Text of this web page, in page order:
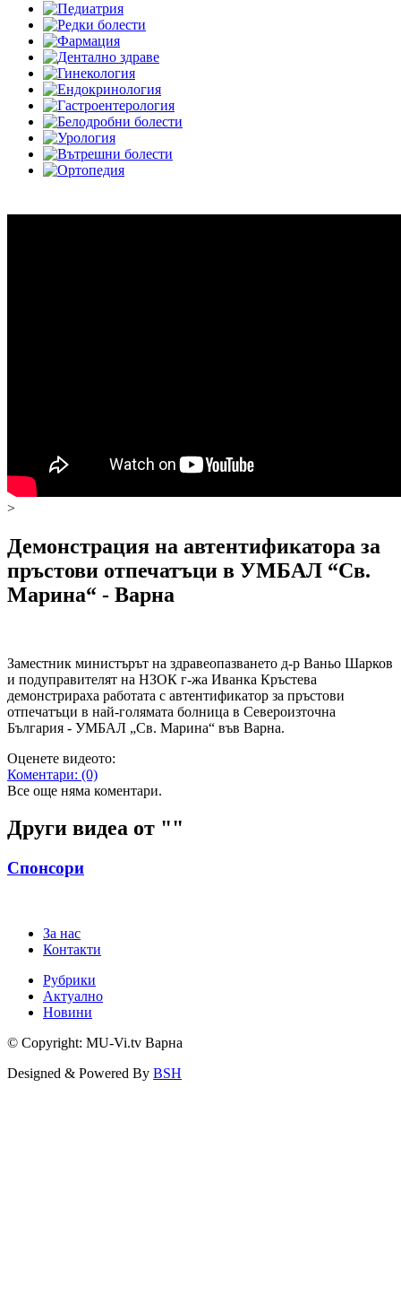
>​​
Демонстрация на автентификатора за
пръстови отпечатъци в УМБАЛ “Св.
Марина“ - Варна
Заместник министърът на здравеопазването д-р Ваньо Шарков
и подуправителят на НЗОК г-жа Иванка Кръстева
демонстрираха работата с автентификатор за пръстови
отпечатъци в най-голямата болница в Североизточна
България - УМБАЛ „Св. Марина“ във Варна.
Оценете видеото:
Коментари: (0)
Все още няма коментари.
Други видеа от ""
Спонсори
За нас
Контакти
Рубрики
Актуално
Новини
© Copyright: MU-Vi.tv Варна
Designed & Powered By BSH